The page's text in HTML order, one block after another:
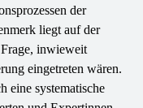
der
liegt auf der
inwieweit
eingetreten wären.
eine systematische